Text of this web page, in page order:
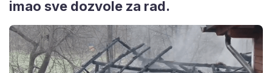
imao sve dozvole za rad.